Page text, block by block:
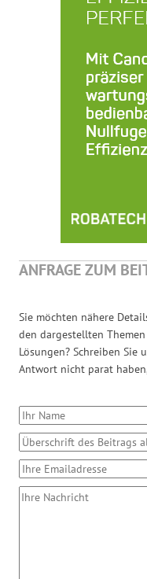
ANFRAGE ZUM
Sie möchten nähere
den dargestellten
Lösungen? Schreiben
Antwort nicht parat